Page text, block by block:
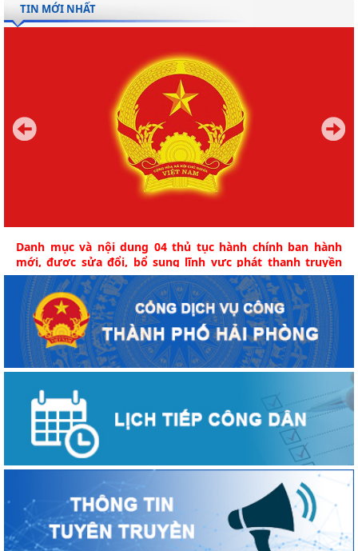
TIN MỚI NHẤT
Danh mục và nội dung 04 thủ tục hành chính ban hành
mới, được sửa đổi, bổ sung lĩnh vực phát thanh truyền
hình và thông tin điện tử thuộc phạm vi, chức năng quản
lý của Sở Văn hóa, Thể thao và Du lịch kèm theo Quyết
định số 2995/QĐ-UBND